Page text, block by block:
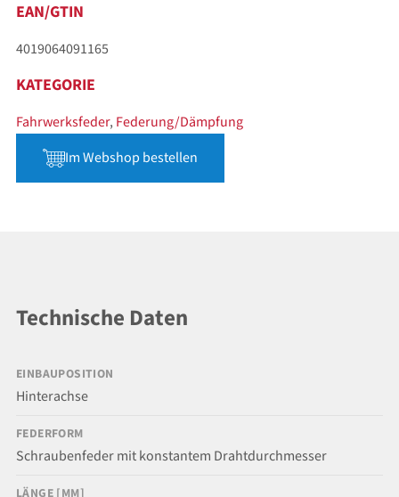
EAN/GTIN
4019064091165
KATEGORIE
Fahrwerksfeder, Federung/Dämpfung
Im Webshop bestellen
Technische Daten
EINBAUPOSITION
Hinterachse
FEDERFORM
Schraubenfeder mit konstantem Drahtdurchmesser
LÄNGE [MM]